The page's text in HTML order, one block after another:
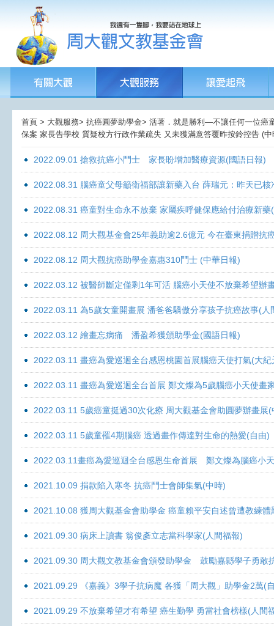
首頁 > 大觀服務> 抗癌圓夢助學金> 活著．就是勝利—不讓任何一位癌
保案 家長告學校 質疑校方行政作業疏失 又未獲滿意答覆昨按鈴控告 (中
2022.09.01 搶救抗癌小鬥士 家長盼增加醫療資源(國語日報)
2022.08.31 腦癌童父母籲衛福部讓新藥入台 薛瑞元：昨天已
2022.08.31 癌童對生命永不放棄 家屬疾呼健保應給付治療新藥
2022.08.12 周大觀基金會25年義助逾2.6億元 今在臺東捐贈抗
2022.08.12 周大觀抗癌助學金嘉惠310鬥士 (中華日報)
2022.03.12 被醫師斷定僅剩1年可活 腦癌小天使不放棄希望辦
2022.03.11 為5歲女童開畫展 潘爸爸驕傲分享孩子抗癌故事(人
2022.03.12 繪畫忘病痛 潘盈希獲頒助學金(國語日報)
2022.03.11 畫癌為愛巡迴全台感恩桃園首展腦癌天使打氣(大紀
2022.03.11 畫癌為愛巡迴全台首展 鄭文燦為5歲腦癌小天使畫
2022.03.11 5歲癌童挺過30次化療 周大觀基金會助圓夢辦畫展
2022.03.11 5歲童罹4期腦癌 透過畫作傳達對生命的熱愛(自由)
2022.03.11畫癌為愛巡迴全台感恩生命首展 鄭文燦為腦癌小
2021.10.09 捐款陷入寒冬 抗癌鬥士會師集氣(中時)
2021.10.08 獲周大觀基金會助學金 癌童賴平安自述曾遭教練體
2021.09.30 病床上讀書 翁俊彥立志當科學家(人間福報)
2021.09.30 周大觀文教基金會頒發助學金 鼓勵嘉縣學子勇敢
2021.09.29 《嘉義》3學子抗病魔 各獲「周大觀」助學金2萬(
2021.09.29 不放棄希望才有希望 癌生勤學 勇當社會榜樣(人間